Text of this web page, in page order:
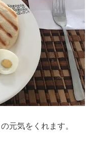
元気をくれます。